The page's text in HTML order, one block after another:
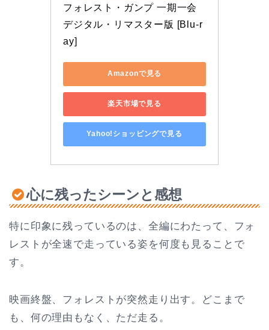
フォレスト・ガンプ 一期一会
デジタル・リマスター版 [Blu-r
ay]
Amazonで見る
楽天市場で見る
Yahoo!ショッピングで見る
心に残ったシーンと感想
特に印象に残っているのは、全編にわたって、フォ
レストが全速で走っている姿を何度も見ることで
す。
映画終盤、フォレストが突然走り出す。どこまで
も、何の理由もなく、ただ走る。